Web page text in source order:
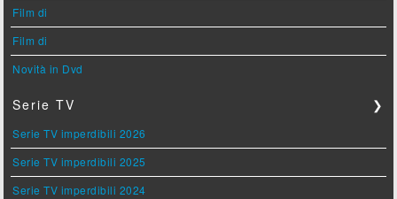
Film di
Film di
Novità in Dvd
Serie TV ❯
Serie TV imperdibili 2026
Serie TV imperdibili 2025
Serie TV imperdibili 2024